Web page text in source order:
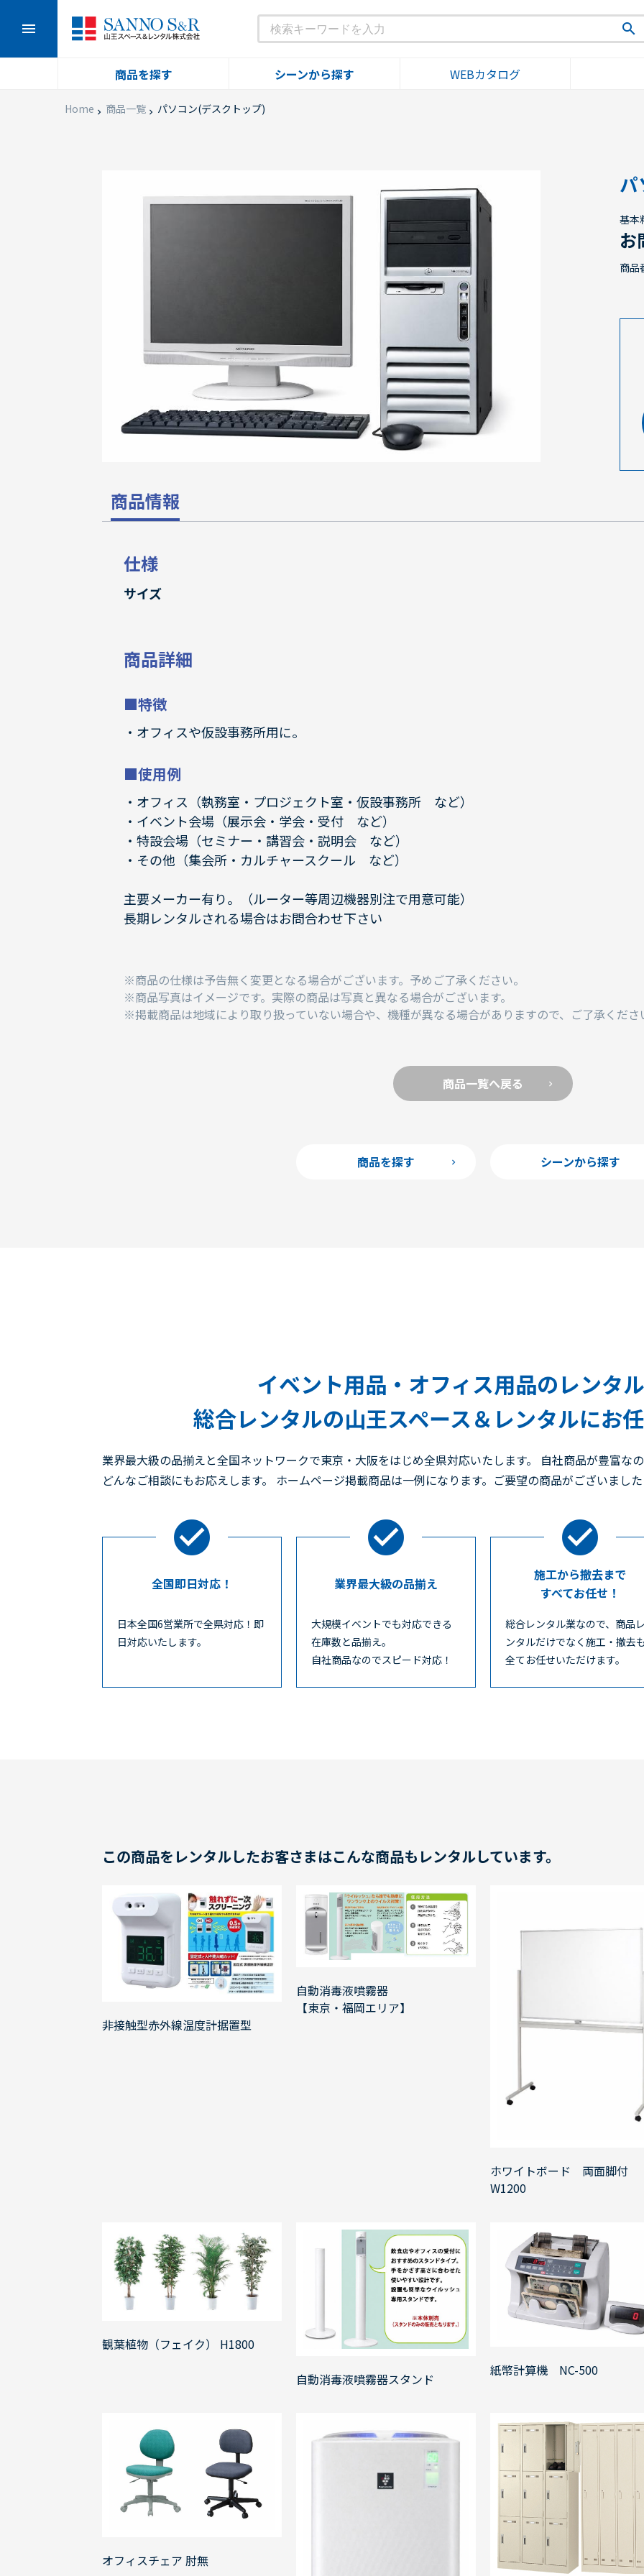
search
menu
商品を探す シーンから探す WEBカタログ
Home 商品一覧 パソコン(デスクトップ)
基本
お
商品
商品情報
仕様
サイズ
商品詳細
■特徴
オフィスや仮設事務所用に。
■使用例
オフィス（執務室・プロジェクト室・仮設事務所 など）
イベント会場（展示会・学会・受付 など）
特設会場（セミナー・講習会・説明会 など）
その他（集会所・カルチャースクール など）
主要メーカー有り。（ルーター等周辺機器別注で用意可能）
長期レンタルされる場合はお問合わせ下さい
商品の仕様は予告無く変更となる場合がございます。予めご了承ください。
商品写真はイメージです。実際の商品は写真と異なる場合がございます。
掲載商品は地域により取り扱っていない場合や、機種が異なる場合がありますので、ご了承くださ
商品一覧へ戻る
商品を探す シーンから探す
イベント用品・オフィス用品のレンタ
総合レンタルの山王スペース＆レンタルにお
業界最大級の品揃えと全国ネットワークで東京・大阪をはじめ全県対応いたします。 自社商品が豊富な
どんなご相談にもお応えします。 ホームページ掲載商品は一例になります。ご要望の商品がございまし
全国即日対応！
日本全国6営業所で全県対応！即
日対応いたします。
業界最大級の品揃え
大規模イベントでも対応できる
在庫数と品揃え。
自社商品なのでスピード対応！
施工から撤去まで
すべてお任せ！
総合レンタル業なので、商品
ンタルだけでなく施工・撤去
全てお任せいただけます。
この商品をレンタルしたお客さまはこんな商品もレンタルしています。
非接触型赤外線温度計据置型
自動消毒液噴霧器
【東京・福岡エリア】
ホワイトボード 両面脚付
W1200
観葉植物（フェイク） H1800
自動消毒液噴霧器スタンド
紙幣計算機 NC-500
オフィスチェア 肘無